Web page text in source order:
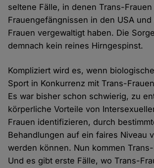
seltene Fälle, in denen Trans-Frauen
Frauengefängnissen in den USA und
Frauen vergewaltigt haben. Die
demnach kein reines Hirngespinst.
Kompliziert wird es, wenn
Sport in Konkurrenz mit Trans-
Es war bisher schon schwierig, zu
körperliche Vorteile von
Frauen identifizieren, durch
Behandlungen auf ein faires Niveau
werden können. Nun kommen
Und es gibt erste Fälle, wo Trans-